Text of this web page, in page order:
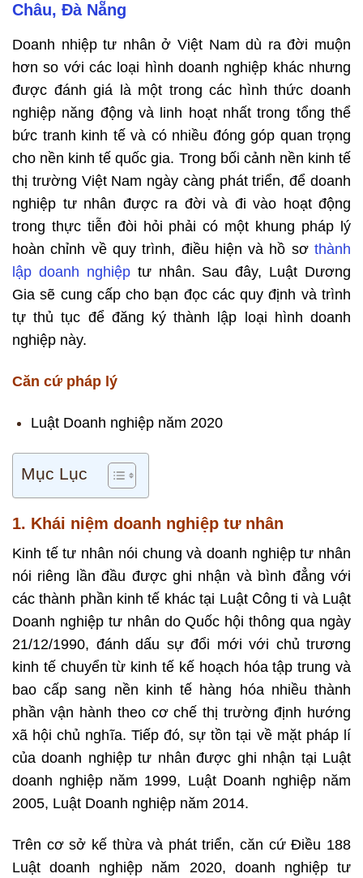
Châu, Đà Nẵng
Doanh nhiệp tư nhân ở Việt Nam dù ra đời muộn
hơn so với các loại hình doanh nghiệp khác nhưng
được đánh giá là một trong các hình thức doanh
nghiệp năng động và linh hoạt nhất trong tổng thể
bức tranh kinh tế và có nhiều đóng góp quan trọng
cho nền kinh tế quốc gia. Trong bối cảnh nền kinh tế
thị trường Việt Nam ngày càng phát triển, để doanh
nghiệp tư nhân được ra đời và đi vào hoạt động
trong thực tiễn đòi hỏi phải có một khung pháp lý
hoàn chỉnh về quy trình, điều hiện và hồ sơ thành
lập doanh nghiệptư nhân. Sau đây, Luật Dương
Gia sẽ cung cấp cho bạn đọc các quy định và trình
tự thủ tục để đăng ký thành lập loại hình doanh
nghiệp này.
Căn cứ pháp lý
Luật Doanh nghiệp năm 2020
Mục Lục
1. Khái niệm doanh nghiệp tư nhân
Kinh tế tư nhân nói chung và doanh nghiệp tư nhân
nói riêng lần đầu được ghi nhận và bình đẳng với
các thành phần kinh tế khác tại Luật Công ti và Luật
Doanh nghiệp tư nhân do Quốc hội thông qua ngày
21/12/1990, đánh dấu sự đổi mới với chủ trương
kinh tế chuyển từ kinh tế kế hoạch hóa tập trung và
bao cấp sang nền kinh tế hàng hóa nhiều thành
phần vận hành theo cơ chế thị trường định hướng
xã hội chủ nghĩa. Tiếp đó, sự tồn tại về mặt pháp lí
của doanh nghiệp tư nhân được ghi nhận tại Luật
doanh nghiệp năm 1999, Luật Doanh nghiệp năm
2005, Luật Doanh nghiệp năm 2014.
Trên cơ sở kế thừa và phát triển, căn cứ Điều 188
Luật doanh nghiệp năm 2020, doanh nghiệp tư